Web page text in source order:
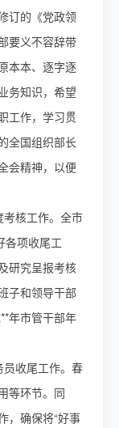
订的《党政领
要义不容辞带
本本、逐字逐
务知识，希望
工作，学习贯
全国组织部长
会精神，以便
核工作。全市
各项收尾工
研究呈报考核
子和领导干部
年市管干部年
收尾工作。春
等环节。同
，确保将“好事